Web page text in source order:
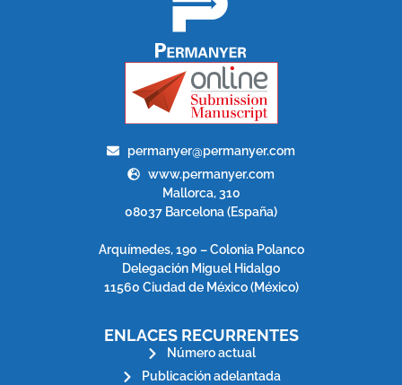
permanyer@permanyer.com
www.permanyer.com
Mallorca, 310
08037 Barcelona (España)
Arquímedes, 190 – Colonia Polanco
Delegación Miguel Hidalgo
11560 Ciudad de México (México)
ENLACES RECURRENTES
Número actual
Publicación adelantada